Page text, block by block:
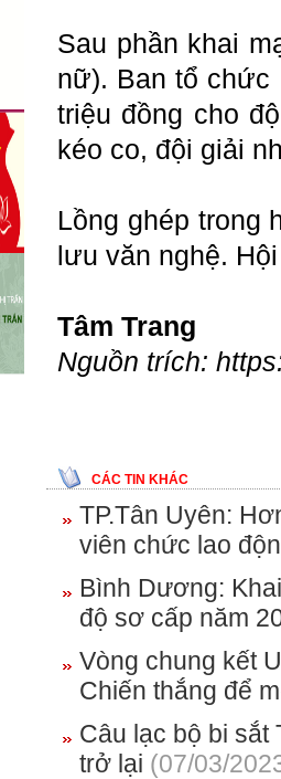
Sau phần khai
nữ). Ban tổ chức
triệu đồng cho
kéo co, đội giải
Lồng ghép trong
lưu văn nghệ.
Tâm Trang
Nguồn trích:
CÁC TIN KHÁC
TP.Tân Uyên:
viên chức lao
Bình Dương:
độ sơ cấp năm
Vòng chung kết
Chiến thắng để
Câu lạc bộ bi sắt
trở lại (07/03/